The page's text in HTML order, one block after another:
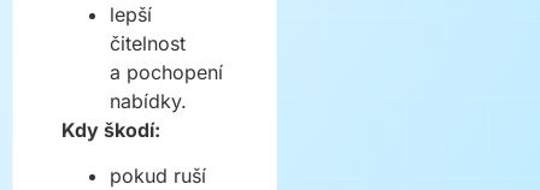
lepší
čitelnost
a pochopení
nabídky.
Kdy škodí:
pokud ruší